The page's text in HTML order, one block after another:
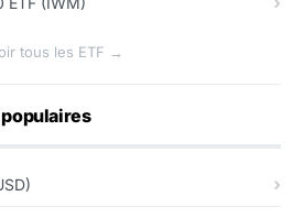
tous les ETF →